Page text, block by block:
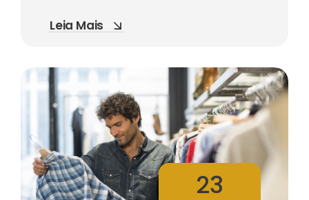
Leia Mais
23